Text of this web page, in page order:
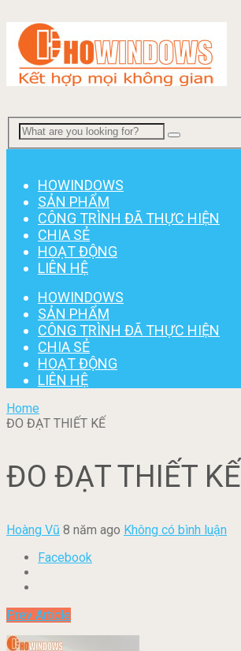
HOWINDOWS
SẢN PHẨM
CÔNG TRÌNH ĐÃ THỰC HIỆN
CHIA SẺ
HOẠT ĐỘNG
LIÊN HỆ
HOWINDOWS
SẢN PHẨM
CÔNG TRÌNH ĐÃ THỰC HIỆN
CHIA SẺ
HOẠT ĐỘNG
LIÊN HỆ
Home
ĐO ĐẠT THIẾT KẾ
ĐO ĐẠT THIẾT KẾ
Hoàng Vũ 8 năm ago Không có bình luận
Facebook
Prev Article